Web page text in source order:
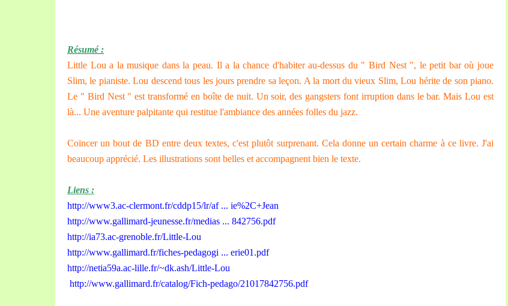
Résumé :
Little Lou a la musique dans la peau. Il a la chance d'habiter au-dessus du " Bird Nest ", le petit bar où joue
Slim, le pianiste. Lou descend tous les jours prendre sa leçon. A la mort du vieux Slim, Lou hérite de son piano.
Le " Bird Nest " est transformé en boîte de nuit. Un soir, des gangsters font irruption dans le bar. Mais Lou est
là... Une aventure palpitante qui restitue l'ambiance des années folles du jazz.
Coïncer un bout de BD entre deux textes, c'est plutôt surprenant. Cela donne un certain charme à ce livre. J'ai
beaucoup apprécié. Les illustrations sont belles et accompagnent bien le texte.
Liens :
http://www3.ac-clermont.fr/cddp15/lr/af ... ie%2C+Jean
http://www.gallimard-jeunesse.fr/medias ... 842756.pdf
http://ia73.ac-grenoble.fr/Little-Lou
http://www.gallimard.fr/fiches-pedagogi ... erie01.pdf
http://netia59a.ac-lille.fr/~dk.ash/Little-Lou
http://www.gallimard.fr/catalog/Fich-pedago/21017842756.pdf